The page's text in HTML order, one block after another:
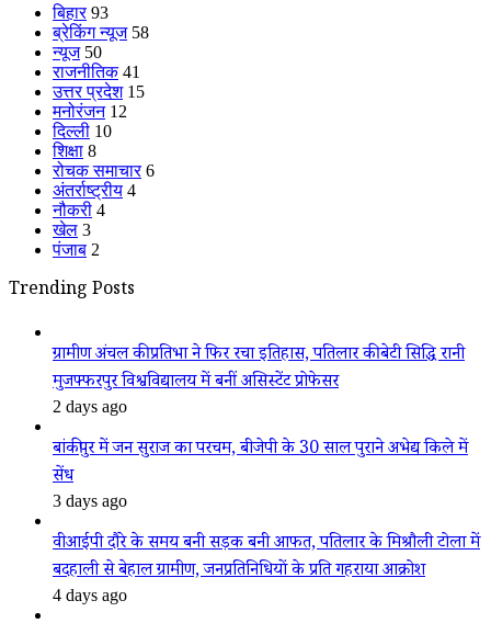
बिहार 93
ब्रेकिंग न्यूज 58
न्यूज 50
राजनीतिक 41
उत्तर प्रदेश 15
मनोरंजन 12
दिल्ली 10
शिक्षा 8
रोचक समाचार 6
अंतर्राष्ट्रीय 4
नौकरी 4
खेल 3
पंजाब 2
Trending Posts
ग्रामीण अंचल की प्रतिभा ने फिर रचा इतिहास, पतिलार की बेटी सिद्धि रानी
मुजफ्फरपुर विश्वविद्यालय में बनीं असिस्टेंट प्रोफेसर
2 days ago
बांकीपुर में जन सुराज का परचम, बीजेपी के 30 साल पुराने अभेद्य किले में
सेंध
3 days ago
वीआईपी दौरे के समय बनी सड़क बनी आफत, पतिलार के मिश्रौली टोला में
बदहाली से बेहाल ग्रामीण, जनप्रतिनिधियों के प्रति गहराया आक्रोश
4 days ago